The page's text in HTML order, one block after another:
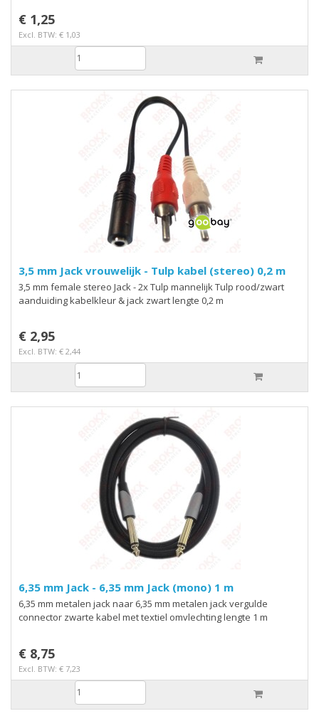
€ 1,25
Excl. BTW: € 1,03
3,5 mm Jack vrouwelijk - Tulp kabel (stereo) 0,2 m
3,5 mm female stereo Jack - 2x Tulp mannelijk Tulp rood/zwart
aanduiding kabelkleur & jack zwart lengte 0,2 m
€ 2,95
Excl. BTW: € 2,44
6,35 mm Jack - 6,35 mm Jack (mono) 1 m
6,35 mm metalen jack naar 6,35 mm metalen jack vergulde
connector zwarte kabel met textiel omvlechting lengte 1 m
€ 8,75
Excl. BTW: € 7,23